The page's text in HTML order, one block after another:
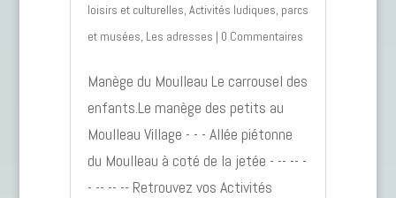
loisirs et culturelles, Activités ludiques, parcs
et musées, Les adresses | 0 Commentaires
Manège du Moulleau Le carrousel des
enfants.Le manège des petits au
Moulleau Village - - - Allée piétonne
du Moulleau à coté de la jetée - -- -- -
- -- -- -- Retrouvez vos Activités